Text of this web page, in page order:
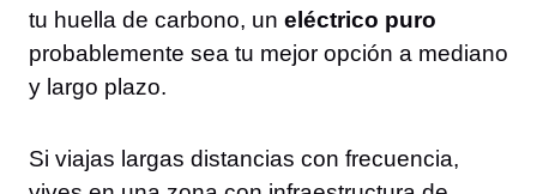
tu huella de carbono, un eléctrico puro
probablemente sea tu mejor opción a mediano
y largo plazo.
Si viajas largas distancias con frecuencia,